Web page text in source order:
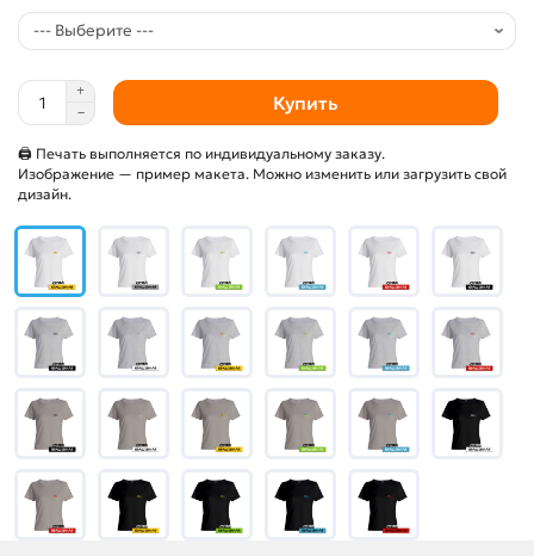
Купить
🖨 Печать выполняется по индивидуальному заказу.
Изображение — пример макета. Можно изменить или загрузить свой
дизайн.